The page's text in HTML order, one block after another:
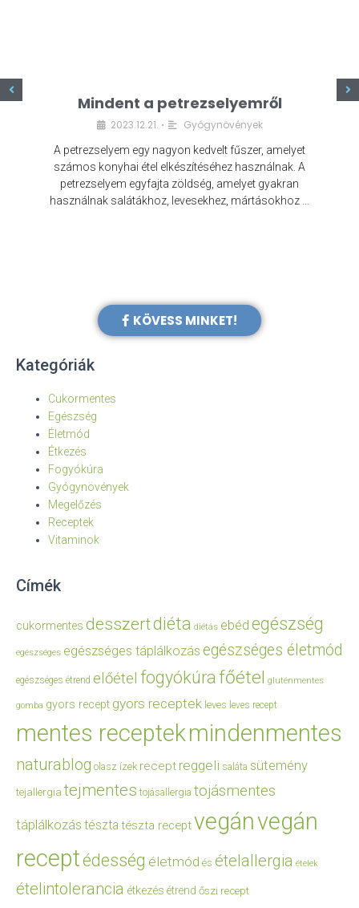
Mindent a petrezselyemről
2023.12.21. • Gyógynövények
A petrezselyem egy nagyon kedvelt fűszer, amelyet
számos konyhai étel elkészítéséhez használnak. A
petrezselyem egyfajta zöldség, amelyet gyakran
használnak salátákhoz, levesekhez, mártásokhoz …
KÖVESS MINKET!
Kategóriák
Cukormentes
Egészség
Életmód
Étkezés
Fogyókúra
Gyógynövények
Megelőzés
Receptek
Vitaminok
Címék
cukormentes desszertdiéta diétás ebéd egészség
egészséges egészséges táplálkozás egészséges életmód
egészséges étrend előétel fogyókúrafőétel gluténmentes
gomba gyors recept gyors receptek leves leves recept
mentes receptekmindenmentes
naturablog olasz ízek recept reggeli saláta sütemény
tejallergia tejmentes tojásallergia tojásmentes
táplálkozás tészta tészta receptvegánvegán
receptédesség életmód és ételallergia ételek
ételintolerancia étkezés étrend őszi recept